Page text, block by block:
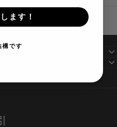
ます！
構です